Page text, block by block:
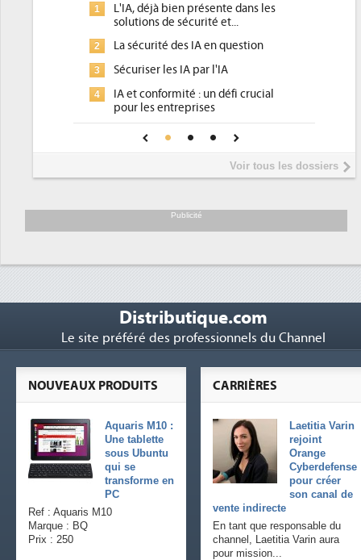
1
Qu'est-ce que la DEE (directive
d'efficacité énergétique) ?
2
DEE, une pression administrative
place pour répondre à...
Phocea DC dans les cordes pour la
DEE
Interview de Fabrice Coquio,
président de Digital Realty...
soutient les...
Voir tous les dossiers
Publicité
Distributique.com
Le site préféré des professionnels du Channel
CARRIÈRES
Laetitia Varin
rejoint
Orange
Cyberdefense
pour créer
son canal de
vente indirecte
En tant que responsable du
channel, Laetitia Varin aura
pour mission...
NOUVEAUX PRODUITS
Aquaris M10 :
Une tablette
sous Ubuntu
qui se
transforme en
PC
Ref : Aquaris M10
Marque : BQ
Prix : 250